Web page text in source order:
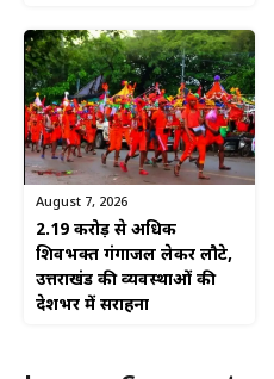
August 7, 2026
2.19 करोड़ से अधिक
शिवभक्त गंगाजल लेकर लौटे,
उत्तराखंड की व्यवस्थाओं की
देशभर में सराहना